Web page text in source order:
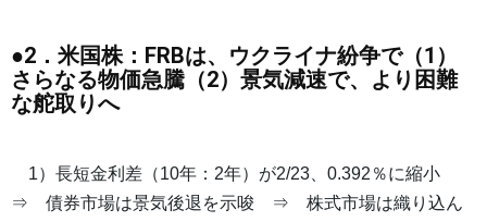
●2．米国株：FRBは、ウクライナ紛争で（1）
さらなる物価急騰（2）景気減速で、より困難
な舵取りへ
1）長短金利差（10年：2年）が2/23、0.392％に縮小
⇒ 債券市場は景気後退を示唆 ⇒ 株式市場は織り込ん